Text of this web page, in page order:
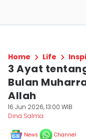
Home Life
3 Ayat
Bulan
Allah
16 Jun 2026, 13:00 WIB
Dina Salma
News Channel